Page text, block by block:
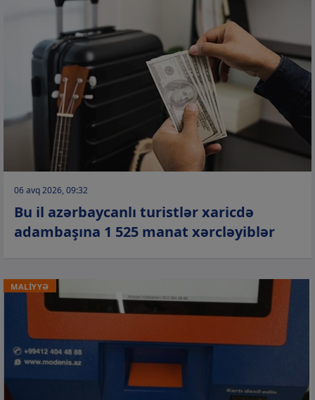
06 avq 2026, 09:32
Bu il azərbaycanlı turistlər xaricdə
adambaşına 1 525 manat xərcləyiblər
MALİYYƏ